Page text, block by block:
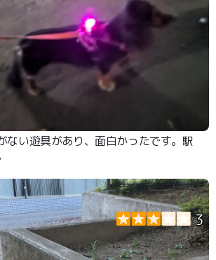
ない遊具があり、面白かったです。駅
3